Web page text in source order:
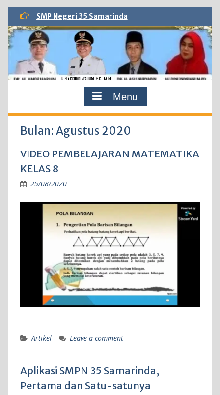
Skip
content
SMP Negeri 35 Samarinda
Menu
Bulan: Agustus 2020
VIDEO PEMBELAJARAN MATEMATIKA
KELAS 8
25/08/2020
Artikel Leave a comment
Aplikasi SMPN 35 Samarinda,
Pertama dan Satu-satunya